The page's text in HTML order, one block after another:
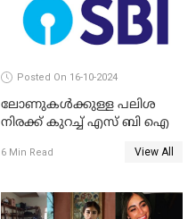
Posted On 16-10-2024
ലോണുകൾക്കുള്ള പലിശ
നിരക്ക് കുറച്ച് എസ് ബി ഐ
6 Min Read View All